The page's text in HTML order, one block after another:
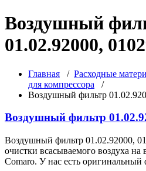
Воздушный
01.02.92000,
Главная / Расходные
для компрессора /
Воздушный фильтр
Воздушный фильтр
Воздушный фильтр 01.02.92000,
очистки всасываемого воздуха
Comaro. У нас есть оригинальный